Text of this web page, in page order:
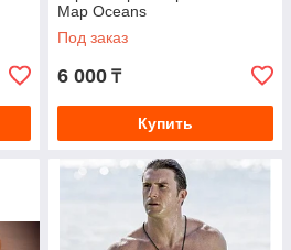
Map Oceans
Под заказ
6 000 ₸
Купить